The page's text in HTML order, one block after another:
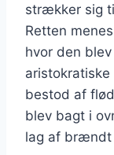
strækker sig
Retten
hvor den
bestod af
blev bagt i
lag af brændt